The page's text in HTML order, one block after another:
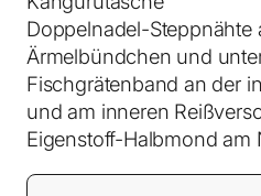
g
e
Doppelnadel-Steppnähte
Ärmelbündchen und
Fischgrätenband an der
und am inneren
Eigenstoff-Halbmond am